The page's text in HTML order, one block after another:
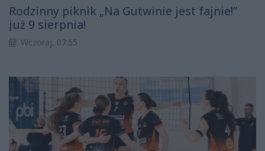
Rodzinny piknik „Na Gutwinie jest fajnie!”
już 9 sierpnia!
Wczoraj, 07:55